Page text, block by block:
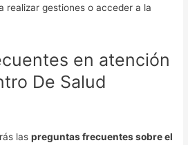
realizar gestiones o acceder a la
en atención
De Salud
laspreguntas frecuentes sobre el